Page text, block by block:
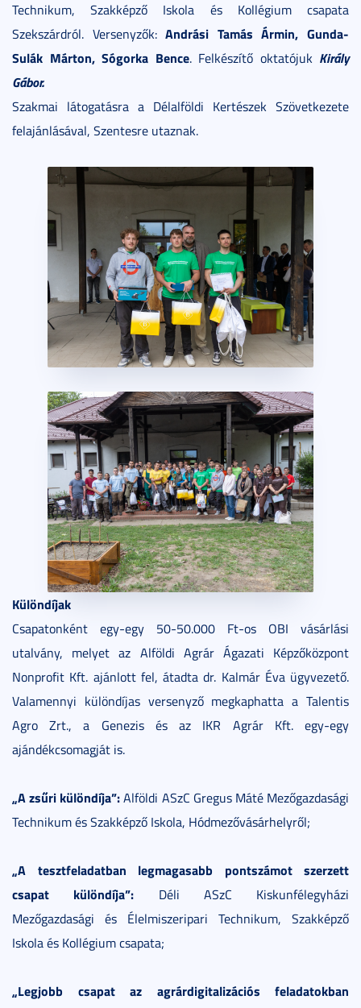
Technikum, Szakképző Iskola és Kollégium csapata
Szekszárdról. Versenyzők:Andrási Tamás Ármin, Gunda-
Sulák Márton, Sógorka Bence. Felkészítő oktatójuk Király
Gábor.
Szakmai látogatásra a Délalföldi Kertészek Szövetkezete
felajánlásával, Szentesre utaznak.
Különdíjak
Csapatonként egy-egy 50-50.000 Ft-os OBI vásárlási
utalvány, melyet az Alföldi Agrár Ágazati Képzőközpont
Nonprofit Kft. ajánlott fel, átadta dr. Kalmár Éva ügyvezető.
Valamennyi különdíjas versenyző megkaphatta a Talentis
Agro Zrt., a Genezis és az IKR Agrár Kft. egy-egy
ajándékcsomagját is.
„A zsűri különdíja”:Alföldi ASzC Gregus Máté Mezőgazdasági
Technikum és Szakképző Iskola, Hódmezővásárhelyről;
„A tesztfeladatban legmagasabb pontszámot szerzett
csapat különdíja”: Déli ASzC Kiskunfélegyházi
Mezőgazdasági és Élelmiszeripari Technikum, Szakképző
Iskola és Kollégium csapata;
„Legjobb csapat az agrárdigitalizációs feladatokban